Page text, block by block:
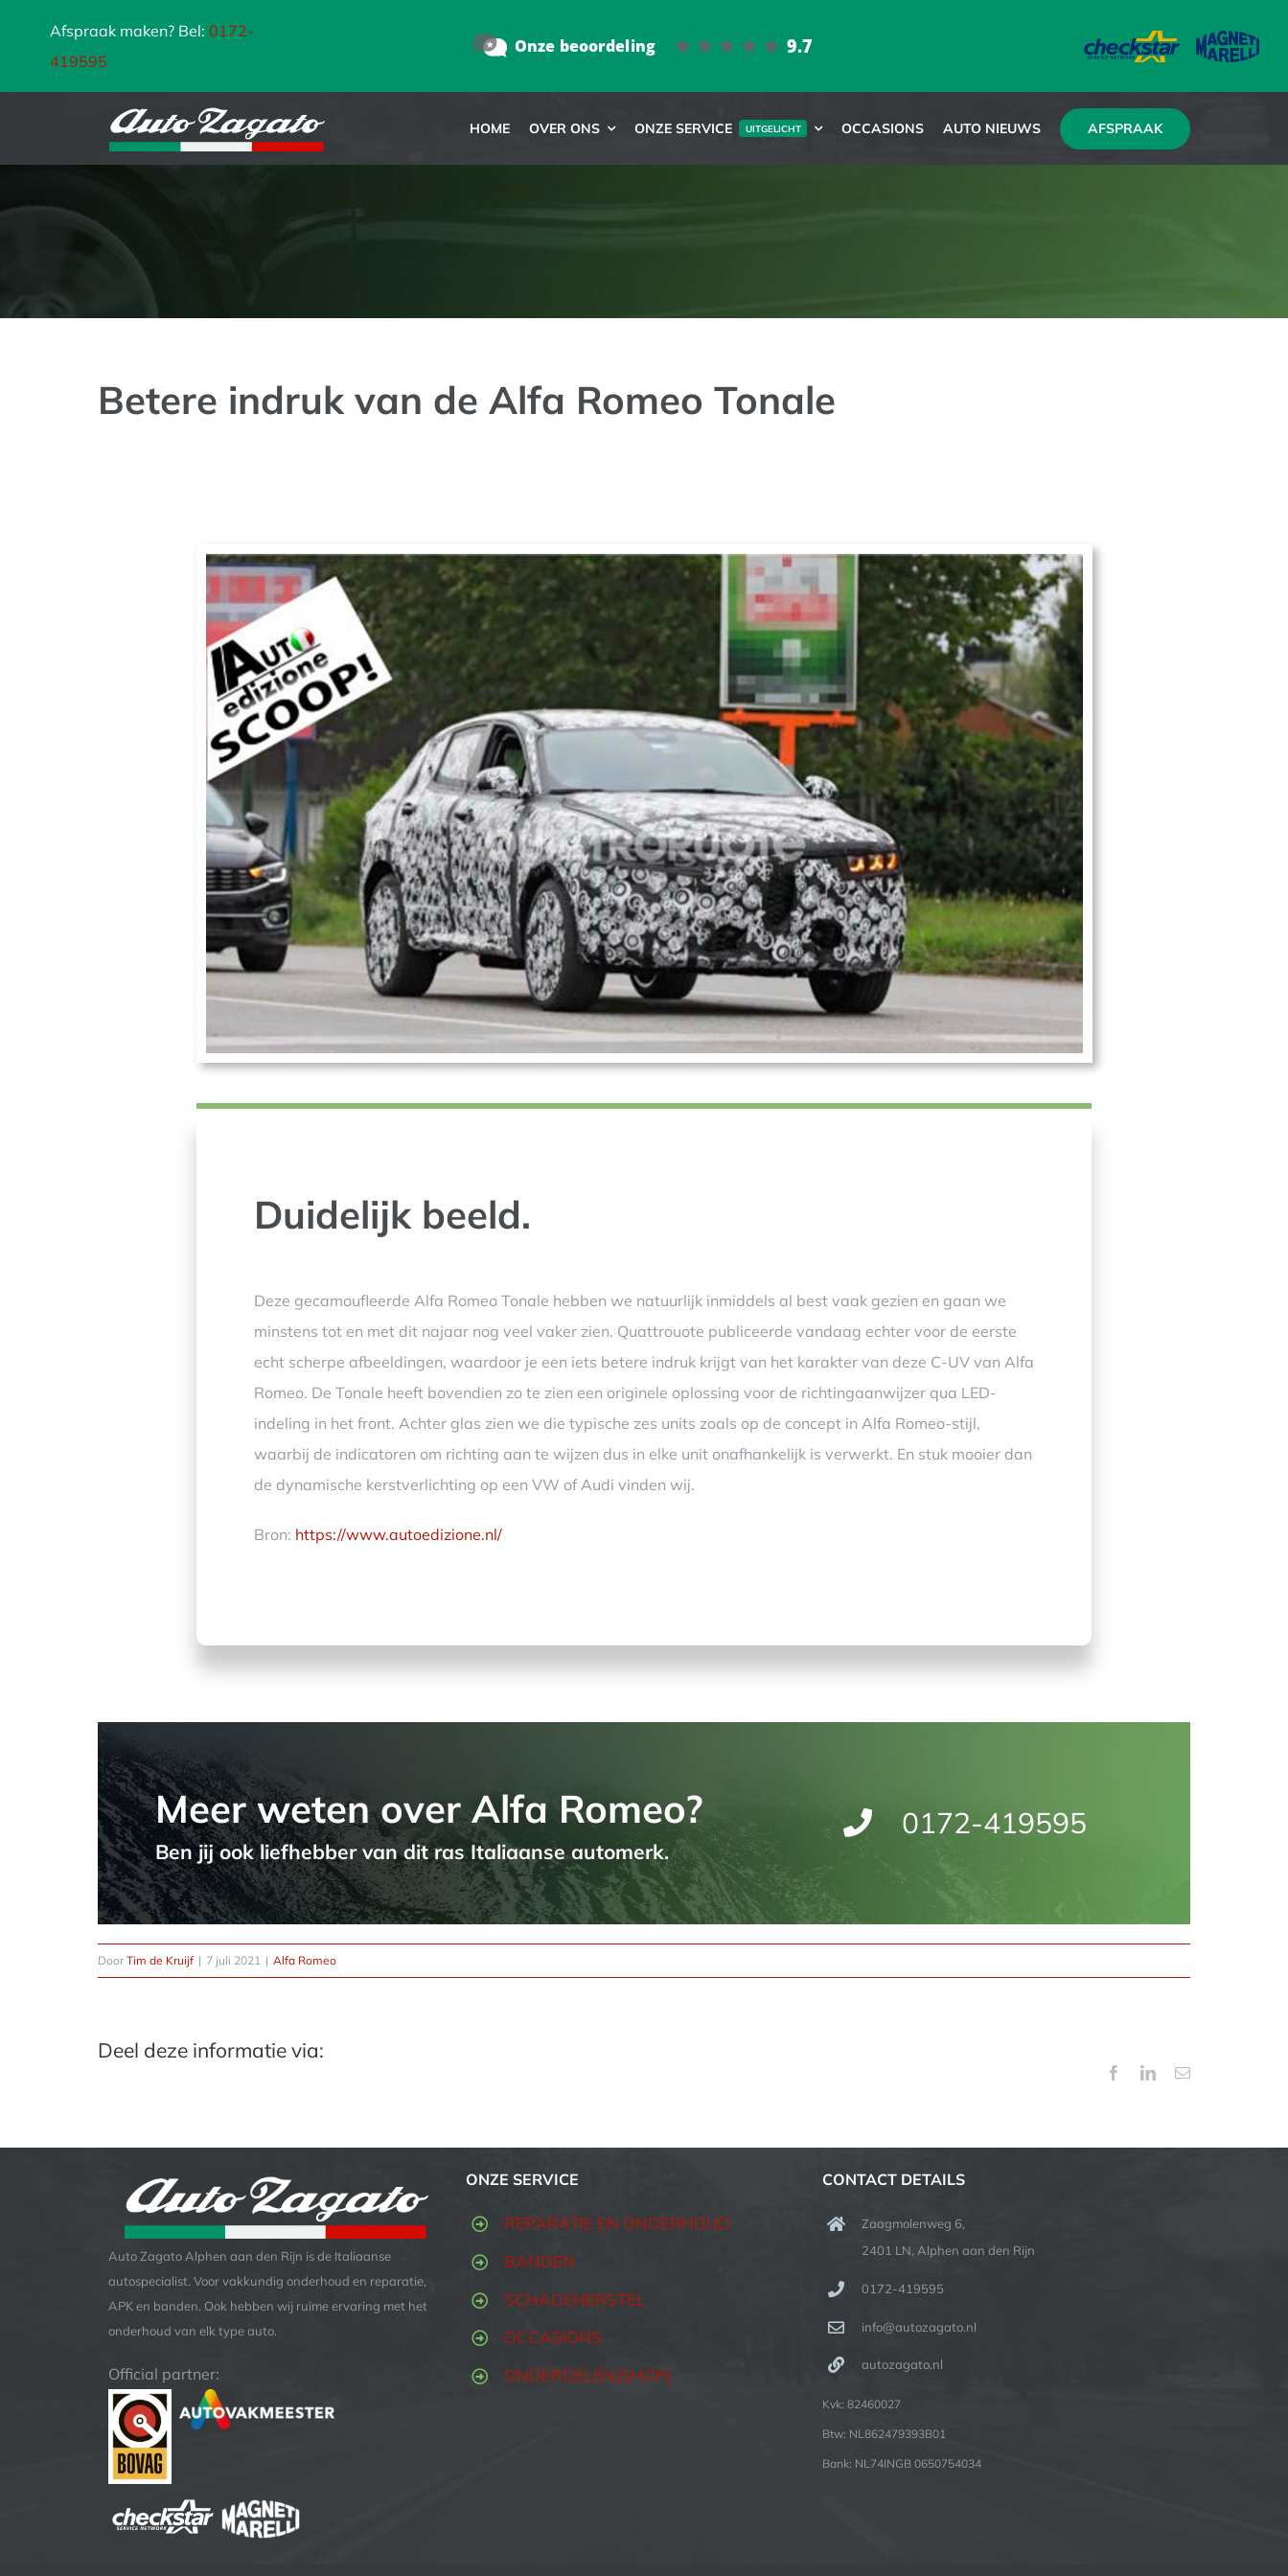
Afspraak maken? Bel: 0172-
419595
HOME OVER ONS ONZE SERVICE UITGELICHT OCCASIONS AUTO NIEUWS AFSPRAAK
Betere indruk van de Alfa Romeo Tonale
Duidelijk beeld.
Deze gecamoufleerde Alfa Romeo Tonale hebben we natuurlijk inmiddels al best vaak gezien en gaan we
minstens tot en met dit najaar nog veel vaker zien. Quattrouote publiceerde vandaag echter voor de eerste
echt scherpe afbeeldingen, waardoor je een iets betere indruk krijgt van het karakter van deze C-UV van Alfa
Romeo. De Tonale heeft bovendien zo te zien een originele oplossing voor de richtingaanwijzer qua LED-
indeling in het front. Achter glas zien we die typische zes units zoals op de concept in Alfa Romeo-stijl,
waarbij de indicatoren om richting aan te wijzen dus in elke unit onafhankelijk is verwerkt. En stuk mooier dan
de dynamische kerstverlichting op een VW of Audi vinden wij.
Bron: https://www.autoedizione.nl/
Meer weten over Alfa Romeo?
Ben jij ook liefhebber van dit ras Italiaanse automerk.
0172-419595
DoorTim de Kruijf | 7 juli 2021 | Alfa Romeo
Deel deze informatie via:
FacebookLinkedIn
E-
Auto Zagato Alphen aan den Rijn is de Italiaanse
autospecialist. Voor vakkundig onderhoud en reparatie,
APK en banden. Ook hebben wij ruime ervaring met het
onderhoud van elk type auto.
Official partner:
ONZE SERVICE
REPARATIE EN ONDERHOUD
BANDEN
SCHADEHERSTEL
OCCASIONS
ONDERDELEN(SHOP)
CONTACT DETAILS
Zaagmolenweg 6,
2401 LN, Alphen aan den Rijn
0172-419595
info@autozagato.nl
autozagato.nl
Kvk: 82460027
Btw: NL862479393B01
Bank: NL74INGB 0650754034